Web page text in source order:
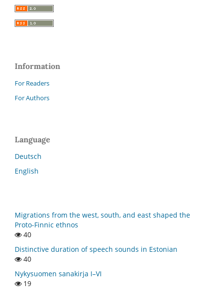
Information
For Readers
For Authors
Language
Deutsch
English
Migrations from the west, south, and east shaped the
Proto-Finnic ethnos
40
Distinctive duration of speech sounds in Estonian
40
Nykysuomen sanakirja I–VI
19